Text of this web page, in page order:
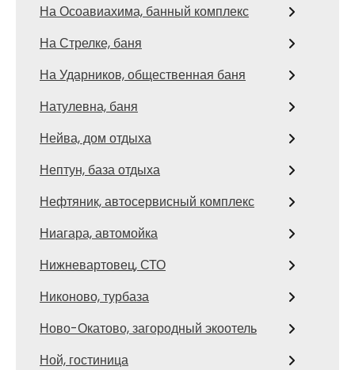
На Осоавиахима, банный комплекс
На Стрелке, баня
На Ударников, общественная баня
Натулевна, баня
Нейва, дом отдыха
Нептун, база отдыха
Нефтяник, автосервисный комплекс
Ниагара, автомойка
Нижневартовец, СТО
Никоново, турбаза
Ново-Окатово, загородный экоотель
Ной, гостиница